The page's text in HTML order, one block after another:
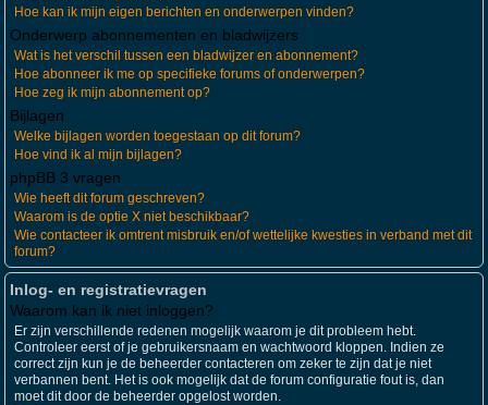
Hoe kan ik mijn eigen berichten en onderwerpen vinden?
Onderwerp abonnementen en bladwijzers
Wat is het verschil tussen een bladwijzer en abonnement?
Hoe abonneer ik me op specifieke forums of onderwerpen?
Hoe zeg ik mijn abonnement op?
Bijlagen
Welke bijlagen worden toegestaan op dit forum?
Hoe vind ik al mijn bijlagen?
phpBB 3 vragen
Wie heeft dit forum geschreven?
Waarom is de optie X niet beschikbaar?
Wie contacteer ik omtrent misbruik en/of wettelijke kwesties in verband met dit
forum?
Inlog- en registratievragen
Waarom kan ik niet inloggen?
Er zijn verschillende redenen mogelijk waarom je dit probleem hebt.
Controleer eerst of je gebruikersnaam en wachtwoord kloppen. Indien ze
correct zijn kun je de beheerder contacteren om zeker te zijn dat je niet
verbannen bent. Het is ook mogelijk dat de forum configuratie fout is, dan
moet dit door de beheerder opgelost worden.